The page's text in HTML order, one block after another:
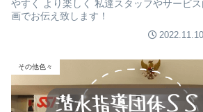
やすく より楽しく 私達スタッフやサービ
画でお伝え致します！
2022.11.10
その他色々